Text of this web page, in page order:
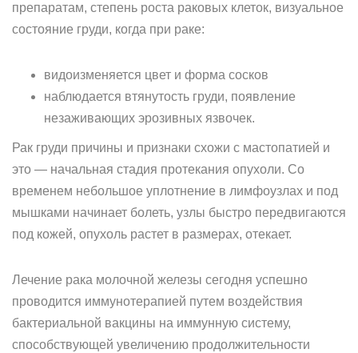
препаратам, степень роста раковых клеток, визуальное
состояние груди, когда при раке:
видоизменяется цвет и форма сосков
наблюдается втянутость груди, появление
незаживающих эрозивных язвочек.
Рак груди причины и признаки схожи с мастопатией и
это — начальная стадия протекания опухоли. Со
временем небольшое уплотнение в лимфоузлах и под
мышками начинает болеть, узлы быстро передвигаются
под кожей, опухоль растет в размерах, отекает.
Лечение рака молочной железы сегодня успешно
проводится иммунотерапией путем воздействия
бактериальной вакцины на иммунную систему,
способствующей увеличению продолжительности